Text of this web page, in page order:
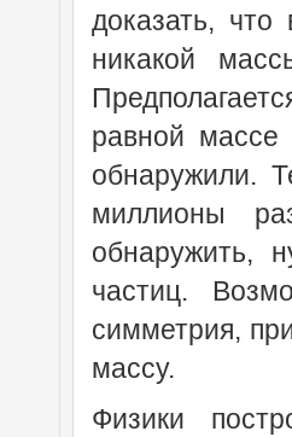
доказать,
никакой
равной массе
обнаружили.
миллионы
обнаружить,
частиц.
симметрия,
массу.
Физики